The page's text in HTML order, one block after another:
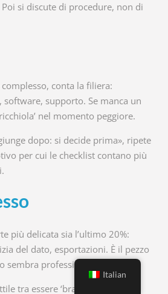
si discute di procedure, non di
conta la filiera:
supporto. Se manca un
nel momento peggiore.
dopo: si decide prima», ripete
per cui le checklist contano più
più delicata sia l’ultimo 20%:
del dato, esportazioni. È il pezzo
sembra professionale.
tra essere ‘bravi’ e essere
Italian